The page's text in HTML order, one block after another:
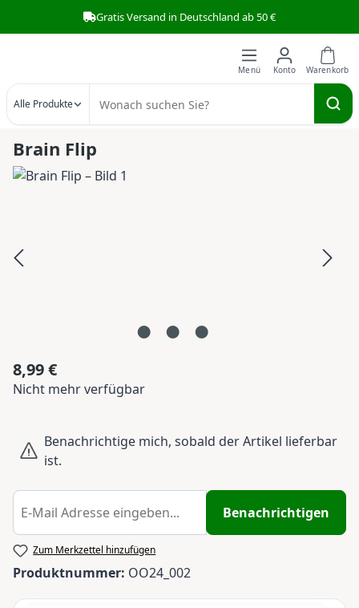
Zum Hauptinhalt springenGratis Versand in Deutschland ab 50 €
Alle Produkte
Brain Flip
Bildergalerie überspringen
Regulärer Preis:
8,99 €
Nicht mehr verfügbar
Benachrichtige mich, sobald der Artikel lieferbar
ist.
Benachrichtigen
Zum Merkzettel hinzufügen
Produktnummer: OO24_002